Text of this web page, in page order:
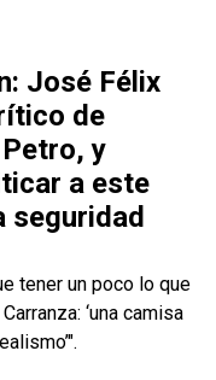
José Félix
de
y
a este
seguridad
tener un poco lo que
‘una camisa